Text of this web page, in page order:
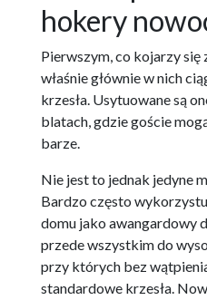
hokery
Pierwszym, co kojarzy się
właśnie głównie w nich
krzesła. Usytuowane są
blatach, gdzie goście
barze.
Nie jest to jednak jedyne
Bardzo często
domu jako awangardowy
przede wszystkim do
przy których bez
standardowe krzesła.